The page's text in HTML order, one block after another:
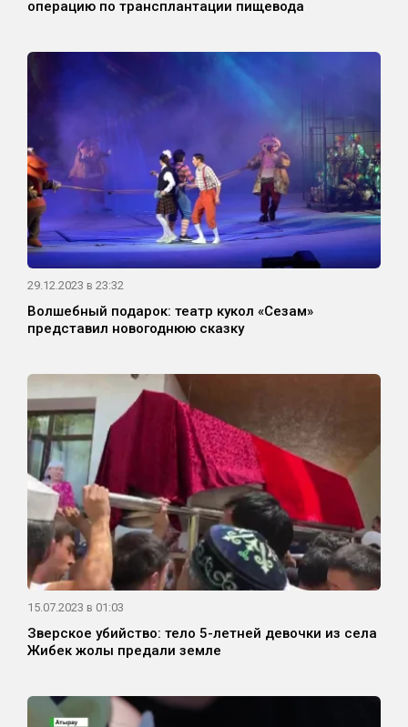
операцию по трансплантации пищевода
29.12.2023 в 23:32
Волшебный подарок: театр кукол «Сезам»
представил новогоднюю сказку
15.07.2023 в 01:03
Зверское убийство: тело 5-летней девочки из села
Жибек жолы предали земле